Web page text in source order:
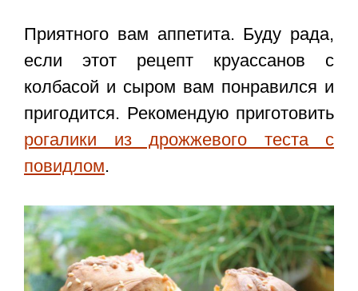
Приятного вам аппетита. Буду рада,
если этот рецепт круассанов с
колбасой и сыром вам понравился и
пригодится. Рекомендую приготовить
рогалики из дрожжевого теста с
повидлом.